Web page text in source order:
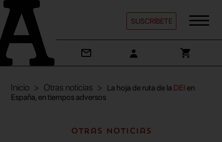
SUSCRÍBETE
Inicio Otras noticias La hoja de ruta de la DEI en
España, en tiempos adversos
Otras noticias